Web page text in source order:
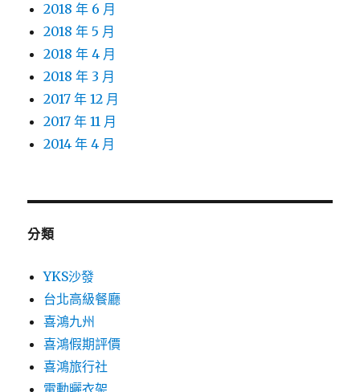
2018 年 6 月
2018 年 5 月
2018 年 4 月
2018 年 3 月
2017 年 12 月
2017 年 11 月
2014 年 4 月
分類
YKS沙發
台北高級餐廳
喜鴻九州
喜鴻假期評價
喜鴻旅行社
電動曬衣架